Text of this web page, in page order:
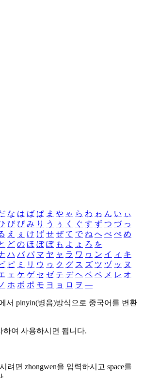
な は ば ぱ ま や ゃ ら わ ゎ ん い ぃ
び ぴ み り う ぅ く ぐ す ず つ づ っ
え ぇ け げ せ ぜ て で ね へ べ ぺ め
ど の ほ ぼ ぽ も よ ょ ろ を
ハ バ パ マ ヤ ャ ラ ワ ヮ ン イ ィ キ
ピ ミ リ ウ ゥ ク グ ス ズ ツ ヅ ッ ヌ
ェ ケ ゲ セ ゼ テ デ ヘ ベ ペ メ レ オ
ホ ボ ポ モ ヨ ョ ロ ヲ ―
서 pinyin(병음)방식으로 중국어를 변환
하여 사용하시면 됩니다.
려면 zhongwen을 입력하시고 space를